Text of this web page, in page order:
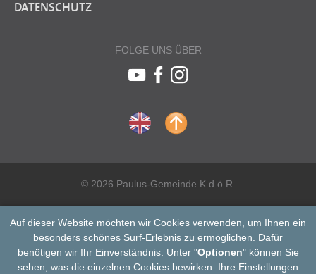
DATENSCHUTZ
FOLGE UNS ÜBER
© 2026 Paulus-Gemeinde K.d.ö.R.
Auf dieser Website möchten wir Cookies verwenden, um Ihnen ein
besonders schönes Surf-Erlebnis zu ermöglichen. Dafür
benötigen wir Ihr Einverständnis. Unter "Optionen" können Sie
sehen, was die einzelnen Cookies bewirken. Ihre Einstellungen